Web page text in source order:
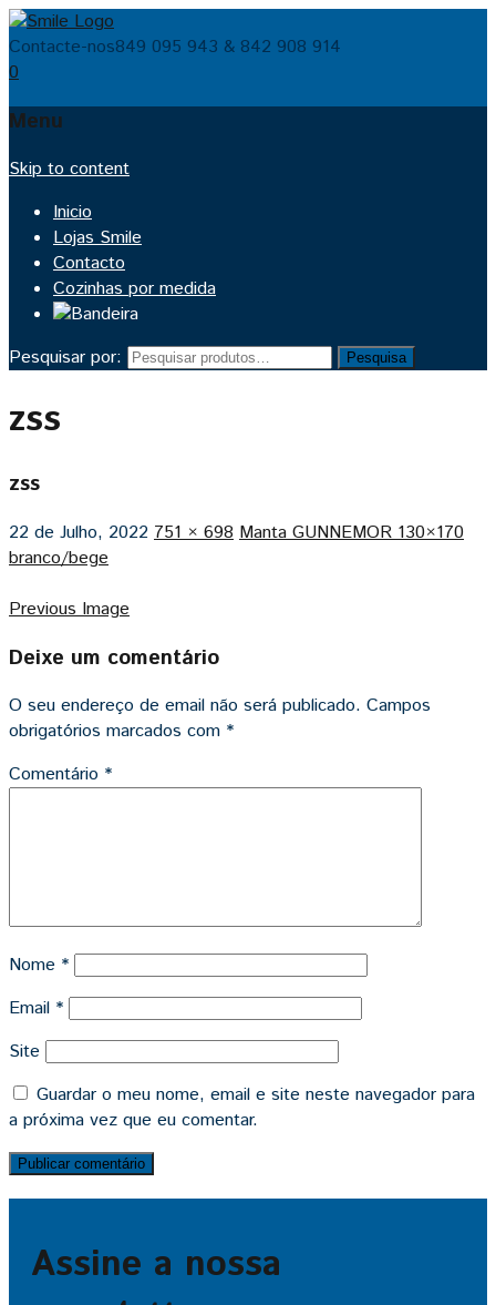
Contacte-nos849 095 943 & 842 908 914
0
Menu
Skip to content
Inicio
Lojas Smile
Contacto
Cozinhas por medida
Pesquisar por: Pesquisa
zss
zss
22 de Julho, 2022 751 × 698 Manta GUNNEMOR 130×170
branco/bege
Previous Image
Deixe um comentário
O seu endereço de email não será publicado. Campos
obrigatórios marcados com *
Comentário *
Nome *
Email *
Site
Guardar o meu nome, email e site neste navegador para
a próxima vez que eu comentar.
Assine a nossa